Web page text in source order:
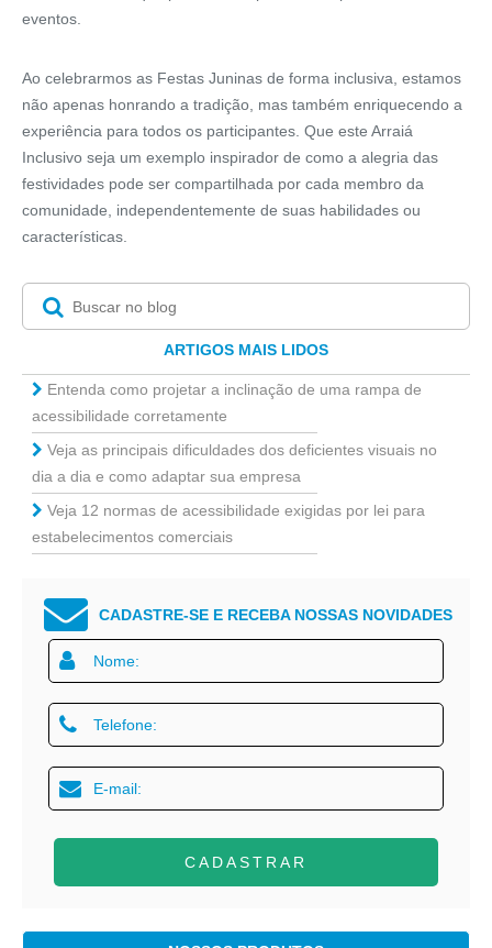
eventos.
Ao celebrarmos as Festas Juninas de forma inclusiva, estamos
não apenas honrando a tradição, mas também enriquecendo a
experiência para todos os participantes. Que este Arraiá
Inclusivo seja um exemplo inspirador de como a alegria das
festividades pode ser compartilhada por cada membro da
comunidade, independentemente de suas habilidades ou
características.
ARTIGOS MAIS LIDOS
Entenda como projetar a inclinação de uma rampa de
acessibilidade corretamente
Veja as principais dificuldades dos deficientes visuais no
dia a dia e como adaptar sua empresa
Veja 12 normas de acessibilidade exigidas por lei para
estabelecimentos comerciais
CADASTRE-SE E RECEBA NOSSAS NOVIDADES
CADASTRAR